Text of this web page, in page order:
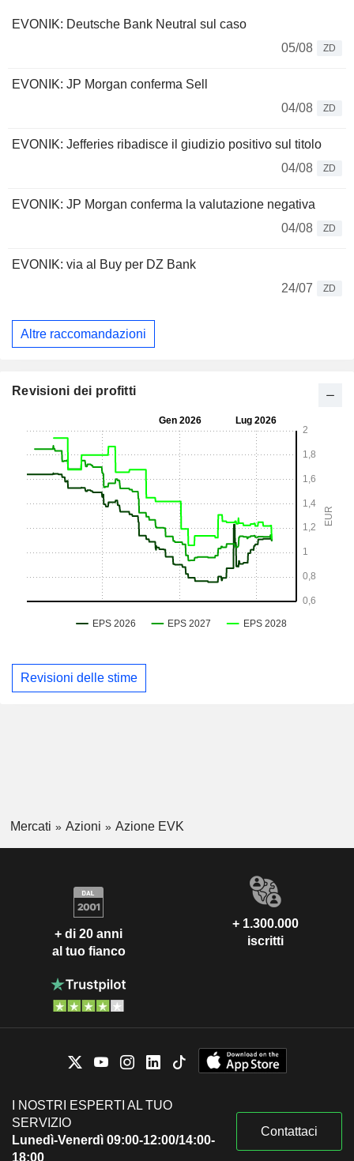
EVONIK: Deutsche Bank Neutral sul caso
05/08
ZD
EVONIK: JP Morgan conferma Sell
04/08
ZD
EVONIK: Jefferies ribadisce il giudizio positivo sul titolo
04/08
ZD
EVONIK: JP Morgan conferma la valutazione negativa
04/08
ZD
EVONIK: via al Buy per DZ Bank
24/07
ZD
Altre raccomandazioni
Revisioni dei profitti
Revisioni delle stime
Mercati Azioni Azione EVK
+ di 20 anni
al tuo fianco
+ 1.300.000
iscritti
I NOSTRI ESPERTI AL TUO
SERVIZIO
Lunedì-Venerdì 09:00-12:00/14:00-
18:00
Contattaci